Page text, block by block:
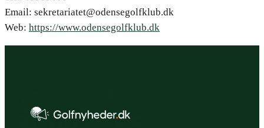
Email: sekretariatet@odensegolfklub.dk
Web: https://www.odensegolfklub.dk